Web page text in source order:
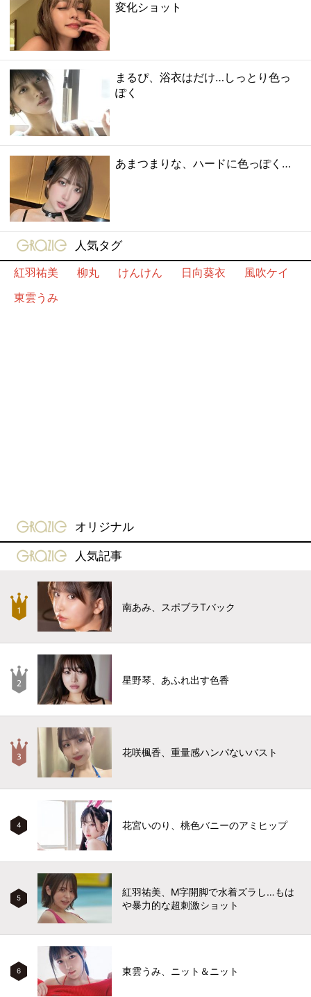
変化ショット
まるぴ、浴衣はだけ…しっとり色っ
ぽく
あまつまりな、ハードに色っぽく…
gravure-grazie
人気タグ
紅羽祐美
柳丸 けんけん 日向葵衣
風吹ケイ
東雲うみ
gravure-grazie
オリジナル
gravure-grazie
人気記事
南あみ、スポブラTバック
星野琴、あふれ出す色香
花咲楓香、重量感ハンパないバスト
4 花宮いのり、桃色バニーのアミヒップ
5
紅羽祐美、M字開脚で水着ズラし…もは
や暴力的な超刺激ショット
6 東雲うみ、ニット＆ニット